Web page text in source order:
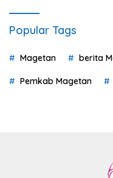
Popular Tags
Magetan berita
Pemkab Magetan